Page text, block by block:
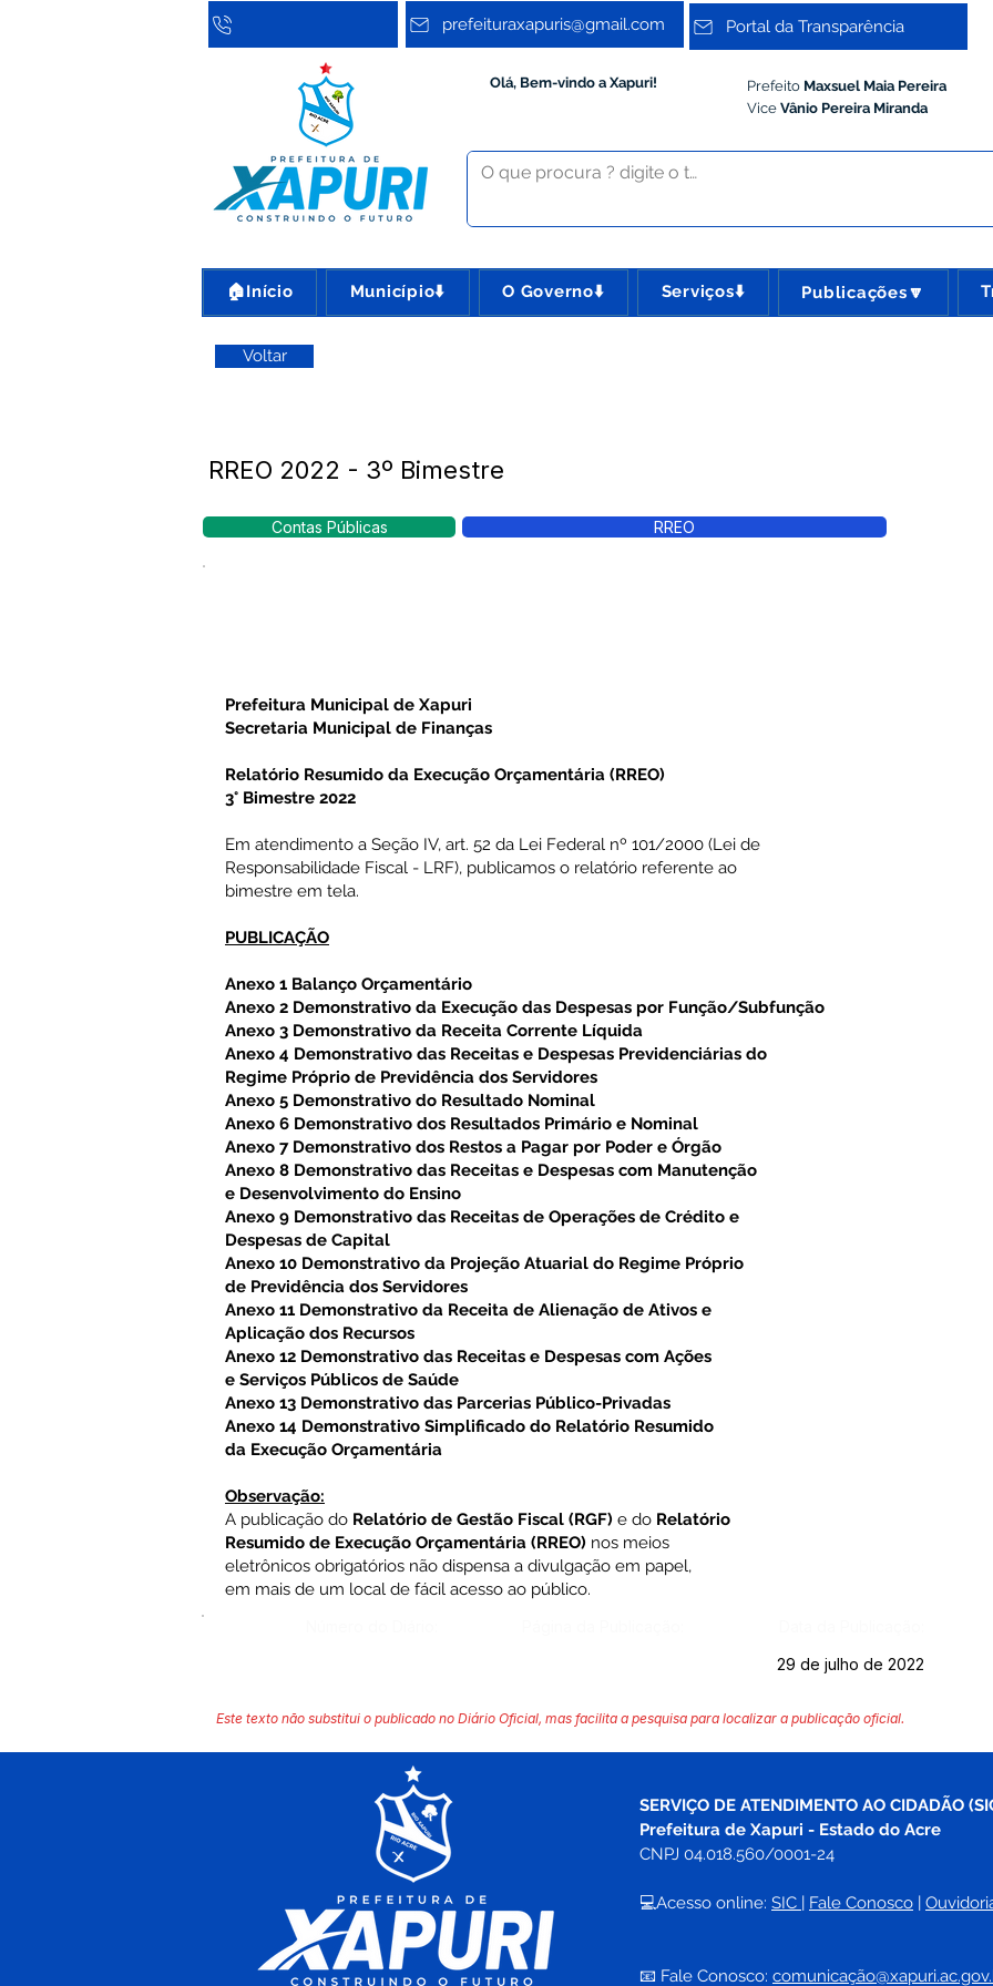
prefeituraxapuris@gmail.com Portal da Transparência
Olá, Bem-vindo a Xapuri! Prefeito Maxsuel Maia Pereira
Vice Vânio Pereira Miranda
🏠Início Município⬇️ O Governo⬇️ Serviços⬇️ Publicações🔽
Voltar
RREO 2022 - 3º Bimestre
Contas Públicas RREO
Prefeitura Municipal de Xapuri
Secretaria Municipal de Finanças
Relatório Resumido da Execução Orçamentária (RREO)
3° Bimestre 2022
Em atendimento a Seção IV, art. 52 da Lei Federal nº 101/2000 (Lei de
Responsabilidade Fiscal - LRF), publicamos o relatório referente ao
bimestre em tela.
PUBLICAÇÃO
Anexo 1 Balanço Orçamentário
Anexo 2 Demonstrativo da Execução das Despesas por Função/Subfunção
Anexo 3 Demonstrativo da Receita Corrente Líquida
Anexo 4 Demonstrativo das Receitas e Despesas Previdenciárias do
Regime Próprio de Previdência dos Servidores
Anexo 5 Demonstrativo do Resultado Nominal
Anexo 6 Demonstrativo dos Resultados Primário e Nominal
Anexo 7 Demonstrativo dos Restos a Pagar por Poder e Órgão
Anexo 8 Demonstrativo das Receitas e Despesas com Manutenção
e Desenvolvimento do Ensino
Anexo 9 Demonstrativo das Receitas de Operações de Crédito e
Despesas de Capital
Anexo 10 Demonstrativo da Projeção Atuarial do Regime Próprio
de Previdência dos Servidores
Anexo 11 Demonstrativo da Receita de Alienação de Ativos e
Aplicação dos Recursos
Anexo 12 Demonstrativo das Receitas e Despesas com Ações
e Serviços Públicos de Saúde
Anexo 13 Demonstrativo das Parcerias Público-Privadas
Anexo 14 Demonstrativo Simplificado do Relatório Resumido
da Execução Orçamentária
Observação:
A publicação do Relatório de Gestão Fiscal (RGF) e do Relatório
Resumido de Execução Orçamentária (RREO) nos meios
eletrônicos obrigatórios não dispensa a divulgação em papel,
em mais de um local de fácil acesso ao público.
29 de julho de 2022
Este texto não substitui o publicado no Diário Oficial, mas facilita a pesquisa para localizar a publicação oficial.
SERVIÇO DE ATENDIMENTO AO CIDADÃO
Prefeitura de Xapuri - Estado do Acre
CNPJ 04.018.560/0001-24
💻Acesso online: SIC | Fale Conosco |
📧 Fale Conosco: